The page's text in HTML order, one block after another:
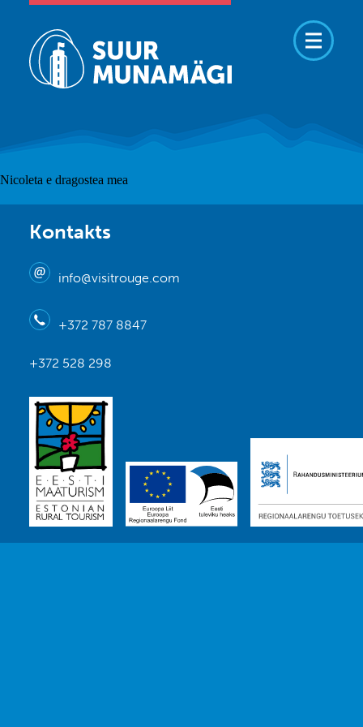
Nicoleta e dragostea mea
Kontakts
info@visitrouge.com
+372 787 8847
+372 528 298